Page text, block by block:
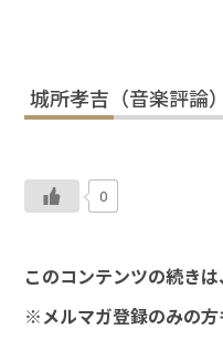
城所孝吉（音楽評論）
0
このコンテンツの続きは
※メルマガ登録のみの